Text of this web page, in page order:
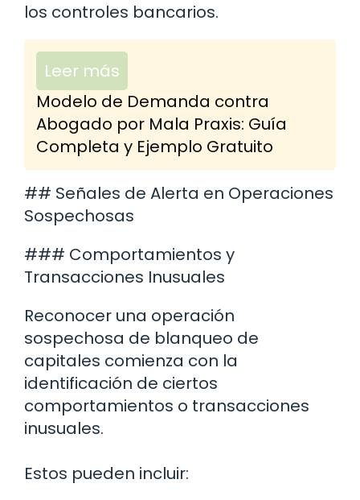
los controles bancarios.
Leer más
Modelo de Demanda contra
Abogado por Mala Praxis: Guía
Completa y Ejemplo Gratuito
## Señales de Alerta en Operaciones
Sospechosas
### Comportamientos y
Transacciones Inusuales
Reconocer una operación
sospechosa de blanqueo de
capitales comienza con la
identificación de ciertos
comportamientos o transacciones
inusuales.
Estos pueden incluir: